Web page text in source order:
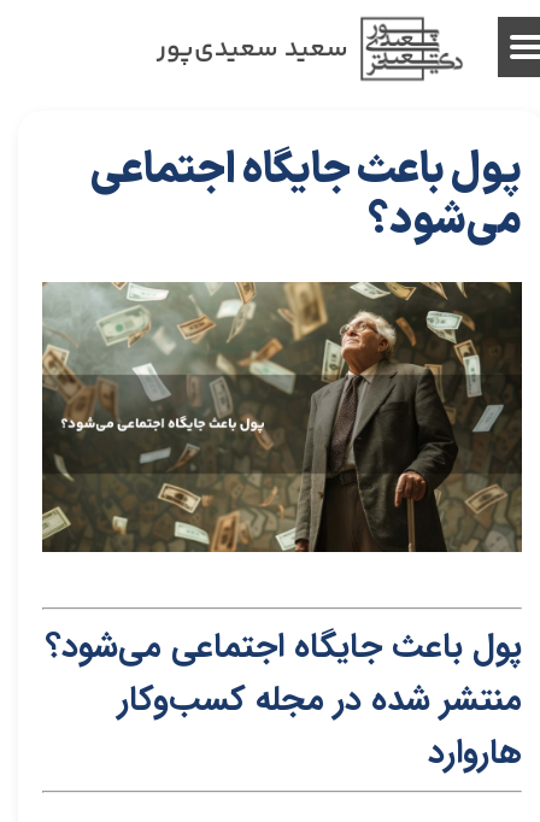
سعید سعیدی‌پور
پول باعث جایگاه اجتماعی
می‌شود؟
پول باعث جایگاه اجتماعی می‌شود؟
منتشر شده در مجله کسب‌و‌کار
هاروارد